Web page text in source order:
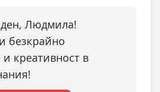
Людмила!
безкрайно
креативност в